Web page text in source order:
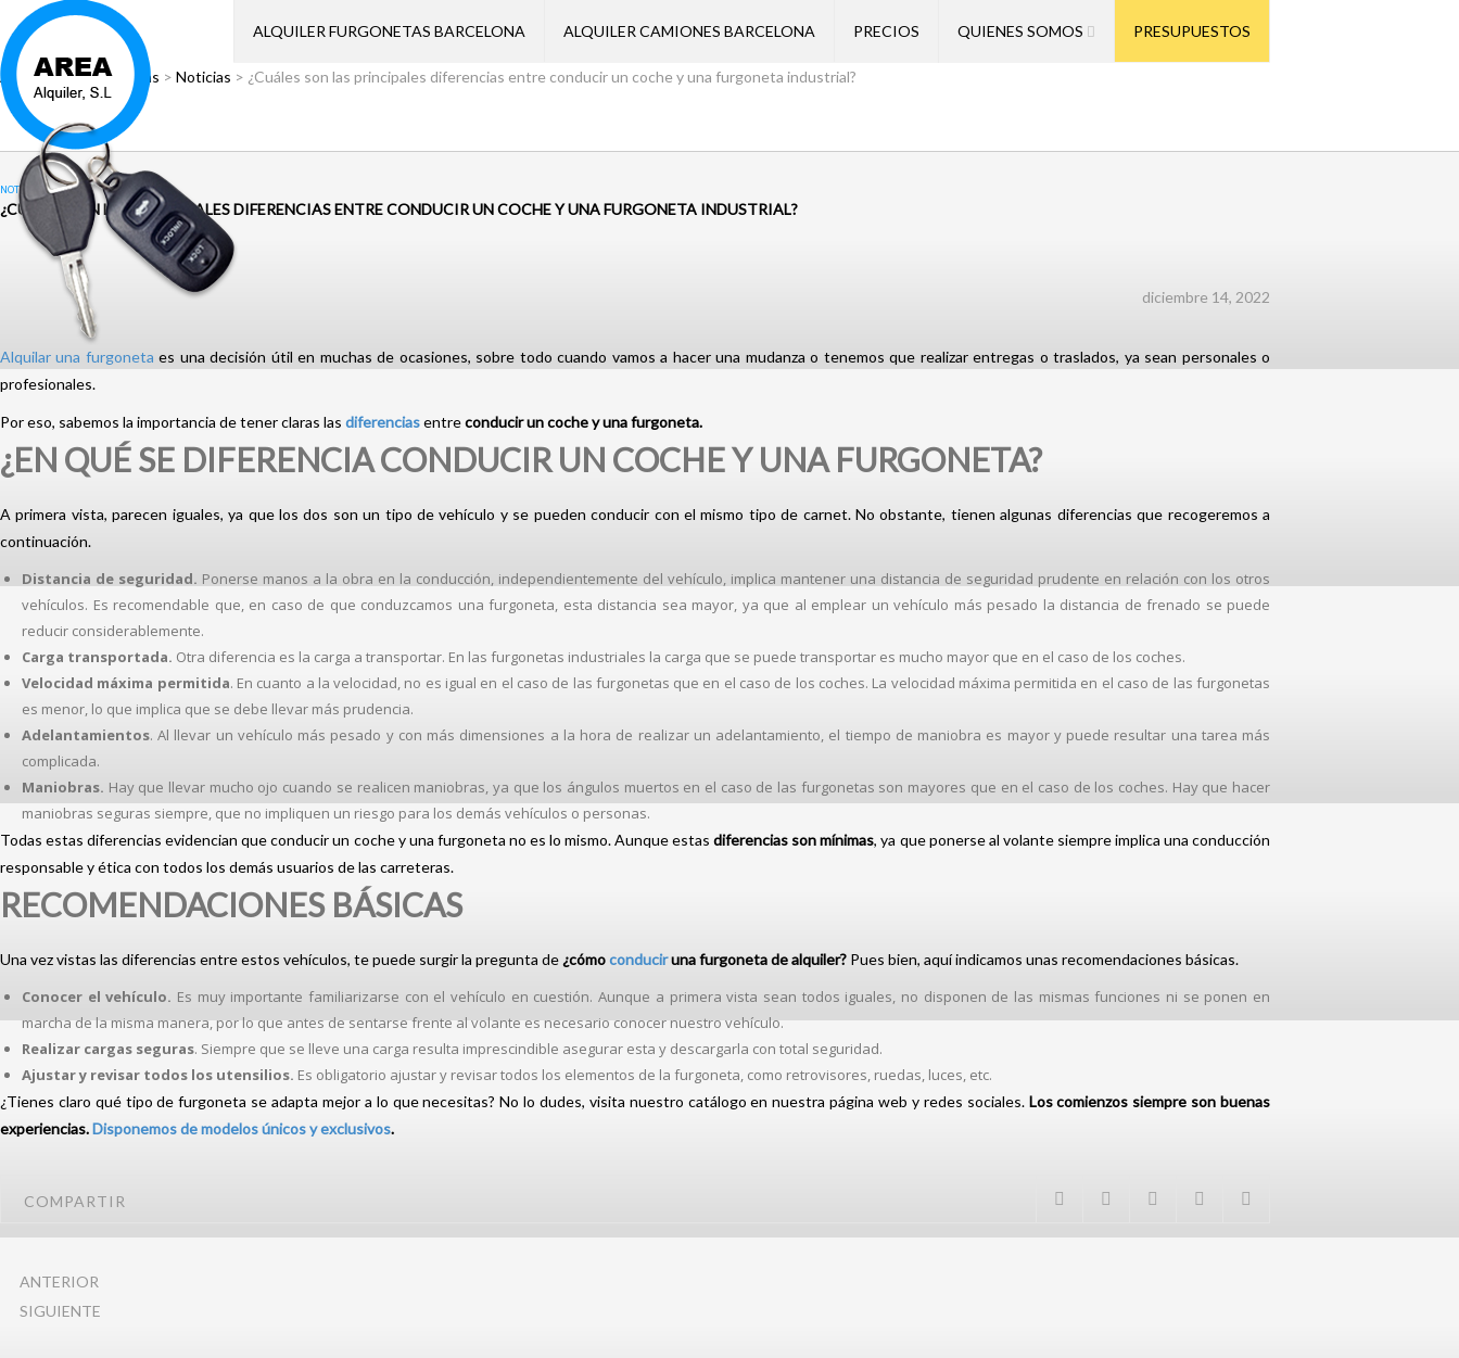
ALQUILER FURGONETAS BARCELONA ALQUILER CAMIONES BARCELONA PRECIOS QUIENES SOMOS PRESUPUESTOS
Área Alquiler>Noticias > Noticias > ¿Cuáles son las principales diferencias entre conducir un coche y una furgoneta industrial?
NOTICIAS
¿CUÁLES SON LAS PRINCIPALES DIFERENCIAS ENTRE CONDUCIR UN COCHE Y UNA FURGONETA INDUSTRIAL?
diciembre 14, 2022
Alquilar una furgoneta es una decisión útil en muchas de ocasiones, sobre todo cuando vamos a hacer una mudanza o tenemos que realizar entregas o traslados, ya sean personales o
profesionales.
Por eso, sabemos la importancia de tener claras las diferenciasentreconducir un coche y una furgoneta.
¿EN QUÉ SE DIFERENCIA CONDUCIR UN COCHE Y UNA FURGONETA?
A primera vista, parecen iguales, ya que los dos son un tipo de vehículo y se pueden conducir con el mismo tipo de carnet. No obstante, tienen algunas diferencias que recogeremos a
continuación.
Distancia de seguridad. Ponerse manos a la obra en la conducción, independientemente del vehículo, implica mantener una distancia de seguridad prudente en relación con los otros
vehículos. Es recomendable que, en caso de que conduzcamos una furgoneta, esta distancia sea mayor, ya que al emplear un vehículo más pesado la distancia de frenado se puede
reducir considerablemente.
Carga transportada. Otra diferencia es la carga a transportar. En las furgonetas industriales la carga que se puede transportar es mucho mayor que en el caso de los coches.
Velocidad máxima permitida. En cuanto a la velocidad, no es igual en el caso de las furgonetas que en el caso de los coches. La velocidad máxima permitida en el caso de las furgonetas
es menor, lo que implica que se debe llevar más prudencia.
Adelantamientos. Al llevar un vehículo más pesado y con más dimensiones a la hora de realizar un adelantamiento, el tiempo de maniobra es mayor y puede resultar una tarea más
complicada.
Maniobras. Hay que llevar mucho ojo cuando se realicen maniobras, ya que los ángulos muertos en el caso de las furgonetas son mayores que en el caso de los coches. Hay que hacer
maniobras seguras siempre, que no impliquen un riesgo para los demás vehículos o personas.
Todas estas diferencias evidencian que conducir un coche y una furgoneta no es lo mismo. Aunque estasdiferencias son mínimas, ya que ponerse al volante siempre implica una conducción
responsable y ética con todos los demás usuarios de las carreteras.
RECOMENDACIONES BÁSICAS
Una vez vistas las diferencias entre estos vehículos, te puede surgir la pregunta de ¿cómoconduciruna furgoneta de alquiler? Pues bien, aquí indicamos unas recomendaciones básicas.
Conocer el vehículo. Es muy importante familiarizarse con el vehículo en cuestión. Aunque a primera vista sean todos iguales, no disponen de las mismas funciones ni se ponen en
marcha de la misma manera, por lo que antes de sentarse frente al volante es necesario conocer nuestro vehículo.
Realizar cargas seguras. Siempre que se lleve una carga resulta imprescindible asegurar esta y descargarla con total seguridad.
Ajustar y revisar todos los utensilios. Es obligatorio ajustar y revisar todos los elementos de la furgoneta, como retrovisores, ruedas, luces, etc.
¿Tienes claro qué tipo de furgoneta se adapta mejor a lo que necesitas? No lo dudes, visita nuestro catálogo en nuestra página web y redes sociales. Los comienzos siempre son buenas
experiencias.Disponemos de modelos únicos y exclusivos.
COMPARTIR
ANTERIOR
SIGUIENTE